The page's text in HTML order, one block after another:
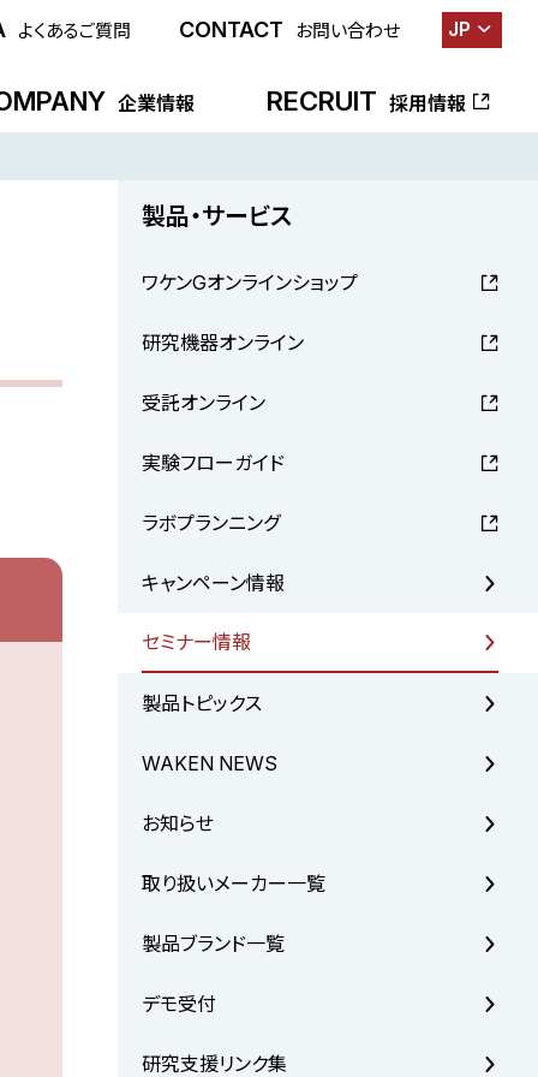
よくあるご質問 CONTACT お問い合わせ JP
企業情報 RECRUIT 採用情報
製品・サービス
ワケンGオンラインショップ
研究機器オンライン
受託オンライン
実験フローガイド
ラボプランニング
キャンペーン情報
セミナー情報
製品トピックス
WAKEN NEWS
お知らせ
取り扱いメーカー一覧
製品ブランド一覧
デモ受付
研究支援リンク集